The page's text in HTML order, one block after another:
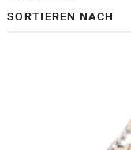
SORTIEREN NACH